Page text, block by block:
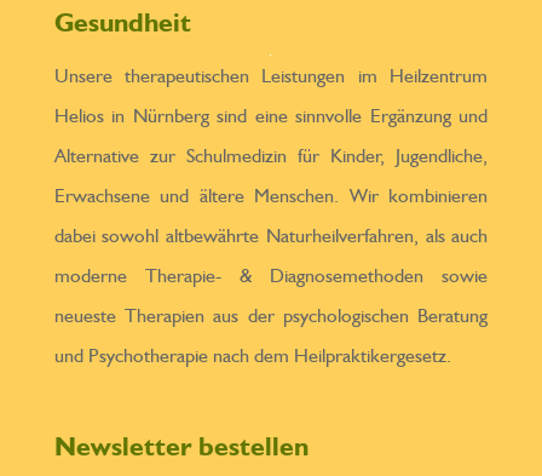
Gesundheit
Unsere therapeutischen Leistungen im Heilzentrum
Helios in Nürnberg sind eine sinnvolle Ergänzung und
Alternative zur Schulmedizin für Kinder, Jugendliche,
Erwachsene und ältere Menschen. Wir kombinieren
dabei sowohl altbewährte Naturheilverfahren, als auch
moderne Therapie- & Diagnosemethoden sowie
neueste Therapien aus der psychologischen Beratung
und Psychotherapie nach dem Heilpraktikergesetz.
Newsletter bestellen